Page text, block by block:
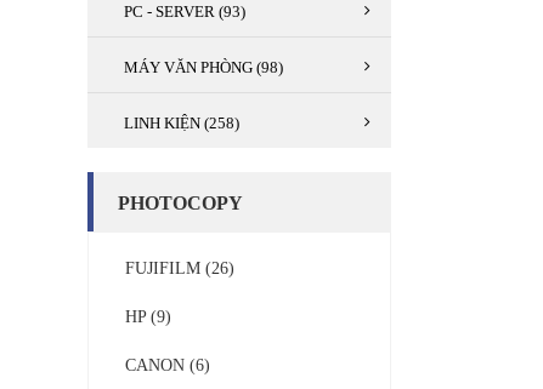
PC - SERVER (93)
MÁY VĂN PHÒNG (98)
LINH KIỆN (258)
PHOTOCOPY
FUJIFILM (26)
HP (9)
CANON (6)